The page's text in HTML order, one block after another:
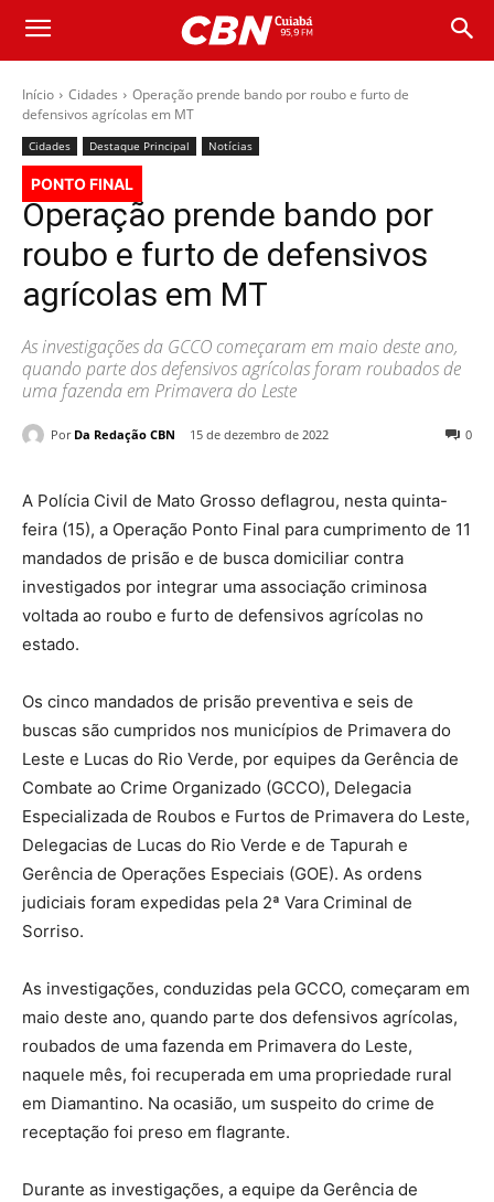
Início Cidades
Operação prende bando por roubo e furto de
defensivos agrícolas em MT
Cidades Destaque Principal Notícias
PONTO FINAL
Operação prende bando por
roubo e furto de defensivos
agrícolas em MT
As investigações da GCCO começaram em maio deste ano,
quando parte dos defensivos agrícolas foram roubados de
uma fazenda em Primavera do Leste
Por Da Redação CBN 15 de dezembro de 2022 0
A Polícia Civil de Mato Grosso deflagrou, nesta quinta-
feira (15), a Operação Ponto Final para cumprimento de 11
mandados de prisão e de busca domiciliar contra
investigados por integrar uma associação criminosa
voltada ao roubo e furto de defensivos agrícolas no
estado.
Os cinco mandados de prisão preventiva e seis de
buscas são cumpridos nos municípios de Primavera do
Leste e Lucas do Rio Verde, por equipes da Gerência de
Combate ao Crime Organizado (GCCO), Delegacia
Especializada de Roubos e Furtos de Primavera do Leste,
Delegacias de Lucas do Rio Verde e de Tapurah e
Gerência de Operações Especiais (GOE). As ordens
judiciais foram expedidas pela 2ª Vara Criminal de
Sorriso.
As investigações, conduzidas pela GCCO, começaram em
maio deste ano, quando parte dos defensivos agrícolas,
roubados de uma fazenda em Primavera do Leste,
naquele mês, foi recuperada em uma propriedade rural
em Diamantino. Na ocasião, um suspeito do crime de
receptação foi preso em flagrante.
Durante as investigações, a equipe da Gerência de